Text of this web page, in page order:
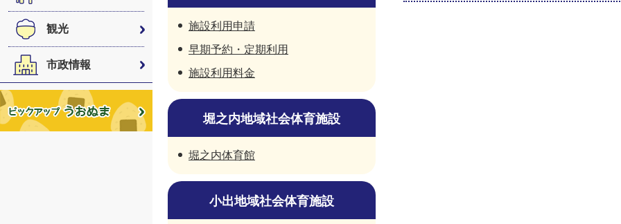
観光
市政情報
施設利用申請
早期予約・定期利用
施設利用料金
堀之内地域社会体育施設
堀之内体育館
小出地域社会体育施設